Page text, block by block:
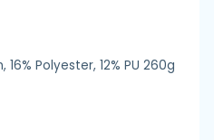
Polyester, 12% PU 260g